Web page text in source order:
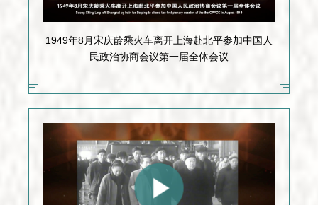
1949年8月宋庆龄乘火车离开上海赴北平参加中国人
民政治协商会议第一届全体会议